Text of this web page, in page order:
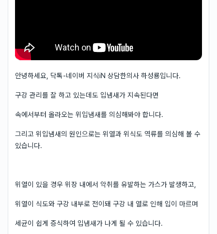
안녕하세요, 닥톡-네이버 지식iN 상담한의사 하성룡입니다.
구강 관리를 잘 하고 있는데도 입냄새가 지속된다면
속에서부터 올라오는 위입냄새를 의심해봐야 합니다.
그리고 위입냄새의 원인으로는 위열과 위식도 역류를 의심해 볼 수
있습니다.
위열이 있을 경우 위장 내에서 악취를 유발하는 가스가 발생하고,
위열이 식도와 구강 내부로 전이돼 구강 내 열로 인해 입이 마르며
세균이 쉽게 증식하여 입냄새가 나게 될 수 있습니다.